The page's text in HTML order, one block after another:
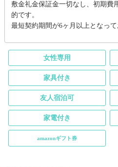
敷金礼金保証金一切なし、初期費
的です。
最短契約期間が6ヶ月以上となって
女性専用
家具付き
友人宿泊可
家電付き
amazonギフト券